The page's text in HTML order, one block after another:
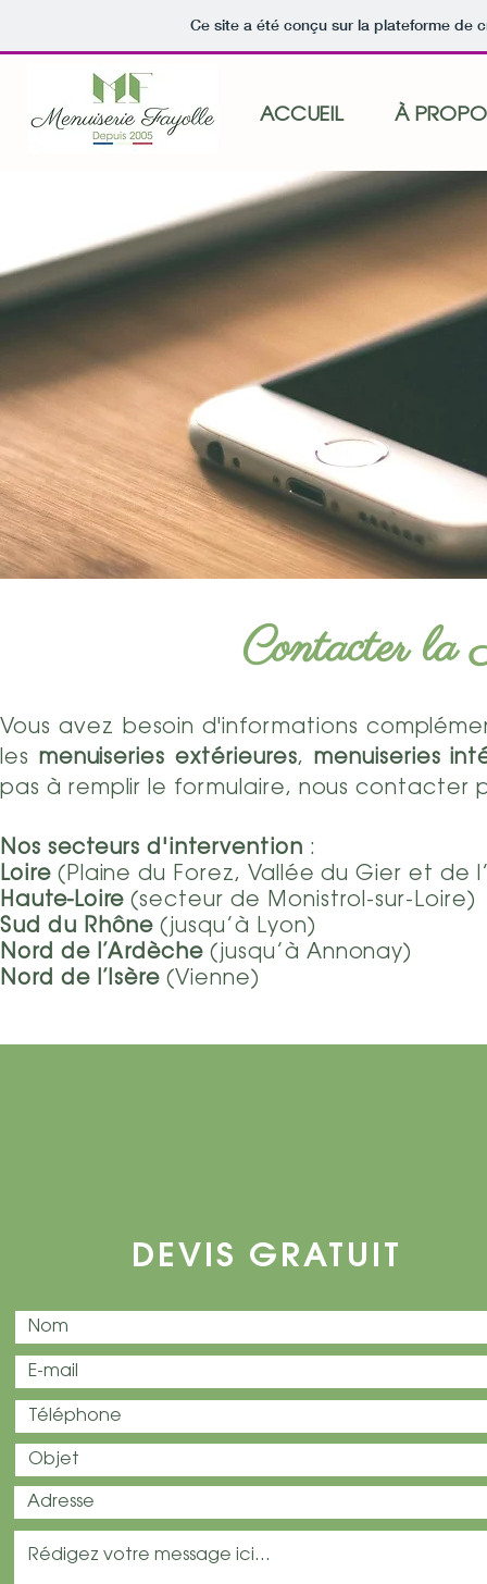
Ce site a été conçu sur la plateforme de
CMP ACCUEIL À
Contacter la
Vous avez besoin d'informations
les menuiseries extérieures, menuiseries
pas à remplir le formulaire, nous contacter
Nos secteurs d'intervention :
Loire(Plaine du Forez, Vallée du Gier et de
Haute-Loire (secteur de Monistrol-sur-Loire)
Sud du Rhône (jusqu’à Lyon)
Nord de l’Ardèche (jusqu’à Annonay)
Nord de l’Isère (Vienne)
DEVIS GRATUIT